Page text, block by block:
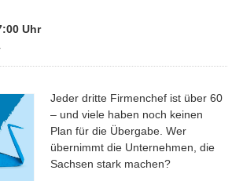
Uhr
Jeder dritte Firmenchef ist über 60
– und viele haben noch keinen
Plan für die Übergabe. Wer
übernimmt die Unternehmen, die
Sachsen stark machen?